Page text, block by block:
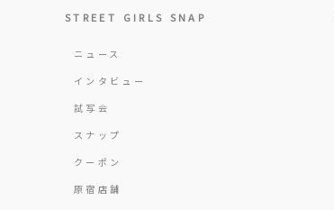
STREET GIRLS SNAP
ニュース
インタビュー
試写会
スナップ
クーポン
原宿店舗